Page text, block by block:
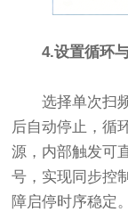
4.设置循环
选择单次扫
后自动停止，循
源，内部触发可
号，实现同步控
障启停时序稳定。